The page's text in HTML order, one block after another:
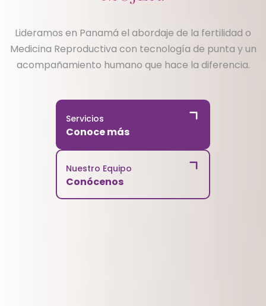
Lideramos en Panamá el abordaje de la fertilidad o
Medicina Reproductiva con tecnología de punta y un
acompañamiento humano que hace la diferencia.
Servicios
Conoce más
Nuestro Equipo
Conócenos